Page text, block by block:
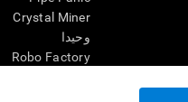
Crystal Miner
وحيدا
Robo Factory